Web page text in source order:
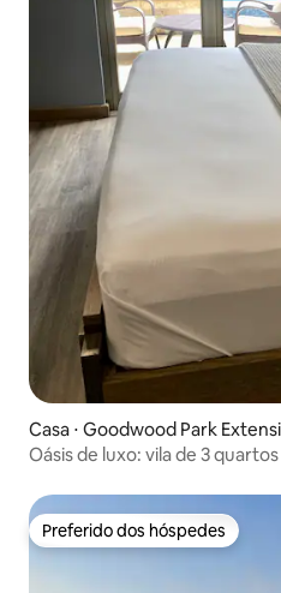
Casa ⋅ Goodwood Park
Oásis de luxo: vila de 3
Preferido dos hóspedes
Preferido dos hóspedes